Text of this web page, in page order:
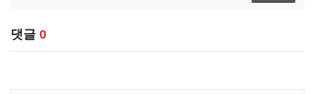
댓글 0